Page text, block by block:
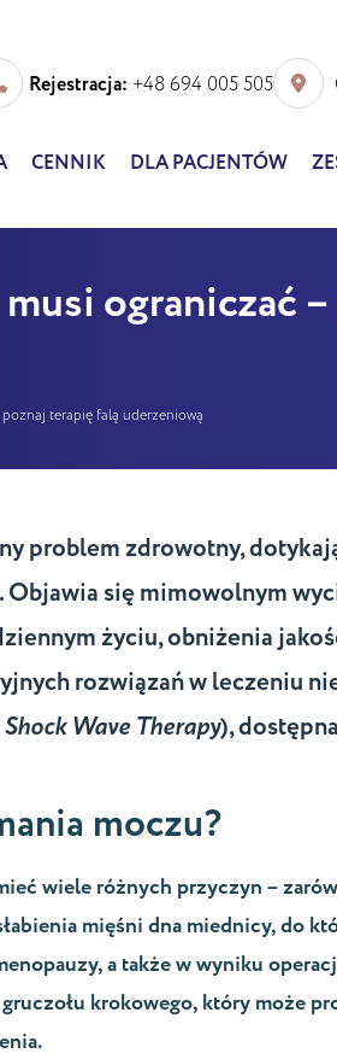
Rejestracja: +48 694 005 505
CENNIK DLA PACJENTÓW
ograniczać
terapię falą uderzeniową
problem zdrowotny,
się mimowolnym
życiu, obniżenia
rozwiązań w leczeniu
Wave Therapy),
moczu?
wiele różnych przyczyn –
mięśni dna miednicy, do
a także w wyniku
krokowego, który może